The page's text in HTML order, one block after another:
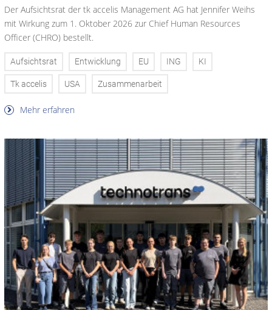
Der Aufsichtsrat der tk accelis Management AG hat Jennifer Weihs
mit Wirkung zum 1. Oktober 2026 zur Chief Human Resources
Officer (CHRO) bestellt.
Aufsichtsrat Entwicklung EU ING KI
Tk accelis USA Zusammenarbeit
Mehr erfahren